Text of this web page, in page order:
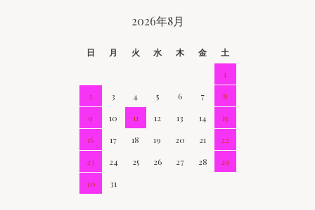
2026年8月
日 月 火 水 木 金
土
1
2
3 4 5 6 7
8
9
10 11 12 13 14
15
16
17 18 19 20 21
22
23
24 25 26 27 28
29
30
31